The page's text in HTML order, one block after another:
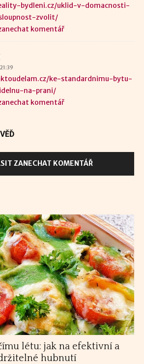
bydleni.cz/uklid-v-domacnosti-
zvolit/
komentář
ke-standardnimu-bytu-
na-prani/
komentář
ZANECHAT KOMENTÁŘ
létu: jak na efektivní a
hubnutí